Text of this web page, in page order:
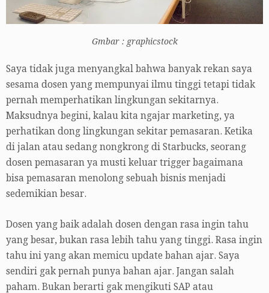
Gmbar : graphicstock
Saya tidak juga menyangkal bahwa banyak rekan saya
sesama dosen yang mempunyai ilmu tinggi tetapi tidak
pernah memperhatikan lingkungan sekitarnya.
Maksudnya begini, kalau kita ngajar marketing, ya
perhatikan dong lingkungan sekitar pemasaran. Ketika
di jalan atau sedang nongkrong di Starbucks, seorang
dosen pemasaran ya musti keluar trigger bagaimana
bisa pemasaran menolong sebuah bisnis menjadi
sedemikian besar.
Dosen yang baik adalah dosen dengan rasa ingin tahu
yang besar, bukan rasa lebih tahu yang tinggi. Rasa ingin
tahu ini yang akan memicu update bahan ajar. Saya
sendiri gak pernah punya bahan ajar. Jangan salah
paham. Bukan berarti gak mengikuti SAP atau